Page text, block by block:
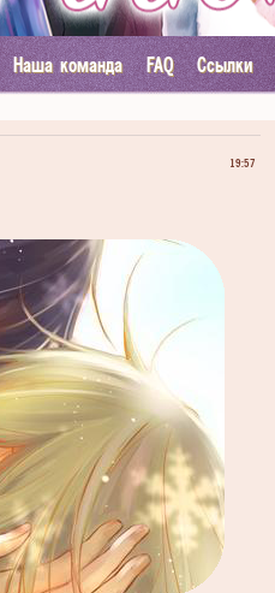
Наша команда FAQ Ссылки
19:57